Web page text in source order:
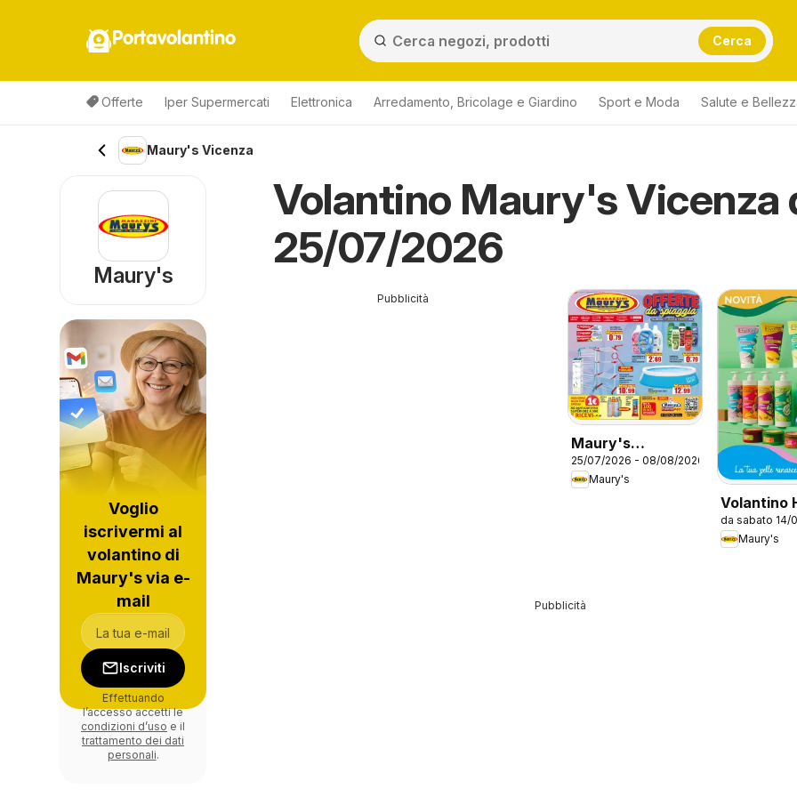
Portavolantino Cerca
Offerte Iper Supermercati Elettronica Arredamento, Bricolage e Giardino Sport e Moda Salute e
Maury's Vicenza
Volantino Maury's Vicenza
25/07/2026
Pubblicità
Maury's
volantino
25/07/2026 - 08/08/2026
Maury's
Volantino
Viva
da sabato 14/
Maury's
Pubblicità
Maury's
Voglio
iscrivermi al
volantino di
Maury's via e-
mail
Iscriviti
Effettuando
l’accesso accetti le
condizioni d’uso e il
trattamento dei dati
personali.